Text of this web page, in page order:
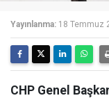
Yayınlanma: 18 Temmuz
CHP Genel